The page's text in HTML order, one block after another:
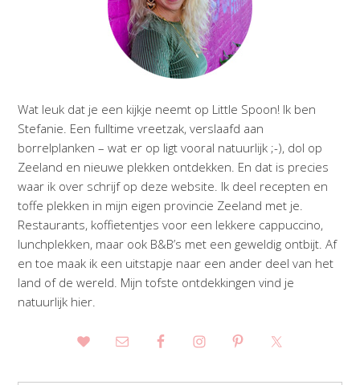
Wat leuk dat je een kijkje neemt op Little Spoon! Ik ben
Stefanie. Een fulltime vreetzak, verslaafd aan
borrelplanken – wat er op ligt vooral natuurlijk ;-), dol op
Zeeland en nieuwe plekken ontdekken. En dat is precies
waar ik over schrijf op deze website. Ik deel recepten en
toffe plekken in mijn eigen provincie Zeeland met je.
Restaurants, koffietentjes voor een lekkere cappuccino,
lunchplekken, maar ook B&B’s met een geweldig ontbijt. Af
en toe maak ik een uitstapje naar een ander deel van het
land of de wereld. Mijn tofste ontdekkingen vind je
natuurlijk hier.